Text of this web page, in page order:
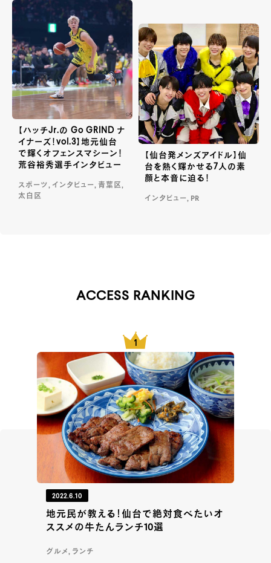
【ハッチJr.の Go GRIND ナ
イナーズ！vol.3】地元仙台
で輝くオフェンスマシーン！
荒谷裕秀選手インタビュー
スポーツ, インタビュー, 青葉区,
太白区
【仙台発メンズアイドル】仙
台を熱く輝かせる7人の素
顔と本音に迫る！
インタビュー, PR
ACCESS RANKING
2022.6.10
地元民が教える！仙台で絶対食べたいオ
ススメの牛たんランチ10選
グルメ, ランチ